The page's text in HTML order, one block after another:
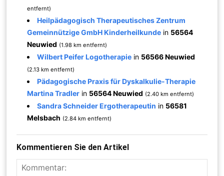
entfernt)
Heilpädagogisch Therapeutisches Zentrum
Gemeinnützige GmbH Kinderheilkunde in 56564
Neuwied (1.98 km entfernt)
Wilbert Peifer Logotherapie in 56566 Neuwied
(2.13 km entfernt)
Pädagogische Praxis für Dyskalkulie-Therapie
Martina Tradler in 56564 Neuwied (2.40 km entfernt)
Sandra Schneider Ergotherapeutin in 56581
Melsbach (2.84 km entfernt)
Kommentieren Sie den Artikel